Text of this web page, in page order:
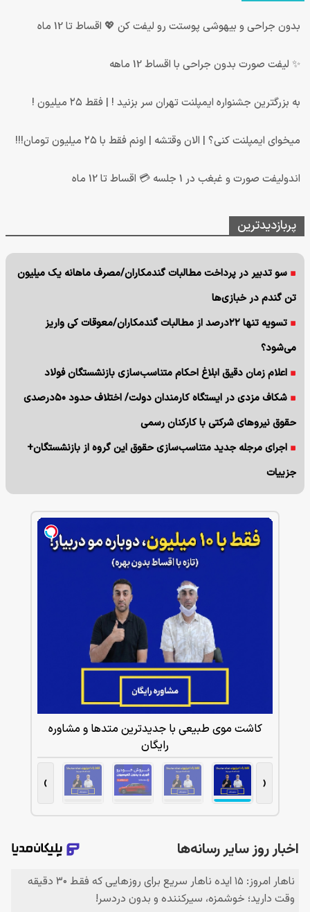
بدون جراحی و بیهوشی پوستت رو لیفت کن 💖 اقساط تا 12 ماه
✨ لیفت صورت بدون جراحی با اقساط 12 ماهه
به بزرگترین جشنواره ایمپلنت تهران سر بزنید ! | فقط ۲۵ میلیون !
میخوای ایمپلنت کنی؟ | الان وقتشه | اونم فقط با ۲۵ میلیون تومان!!!
اندولیفت صورت و غبغب در 1 جلسه 💳 اقساط تا 12 ماه
پربازدیدترین
سو تدبیر در پرداخت مطالبات گندمکاران/مصرف ماهانه یک میلیون
تن گندم در خبازی‌ها
تسویه تنها ۲۲درصد از مطالبات گندمکاران/معوقات کی واریز
می‌شود؟
اعلام زمان دقیق ابلاغ احکام متناسب‌سازی بازنشستگان فولاد
شکاف مزدی در ایستگاه کارمندان دولت/ اختلاف حدود ۵۰درصدی
حقوق نیروهای شرکتی با کارکنان رسمی
اجرای مرجله جدید متناسب‌سازی حقوق این گروه از بازنشستگان+
جزییات
کاشت موی طبیعی با جدیدترین متدها و مشاوره
رایگان
‹
›